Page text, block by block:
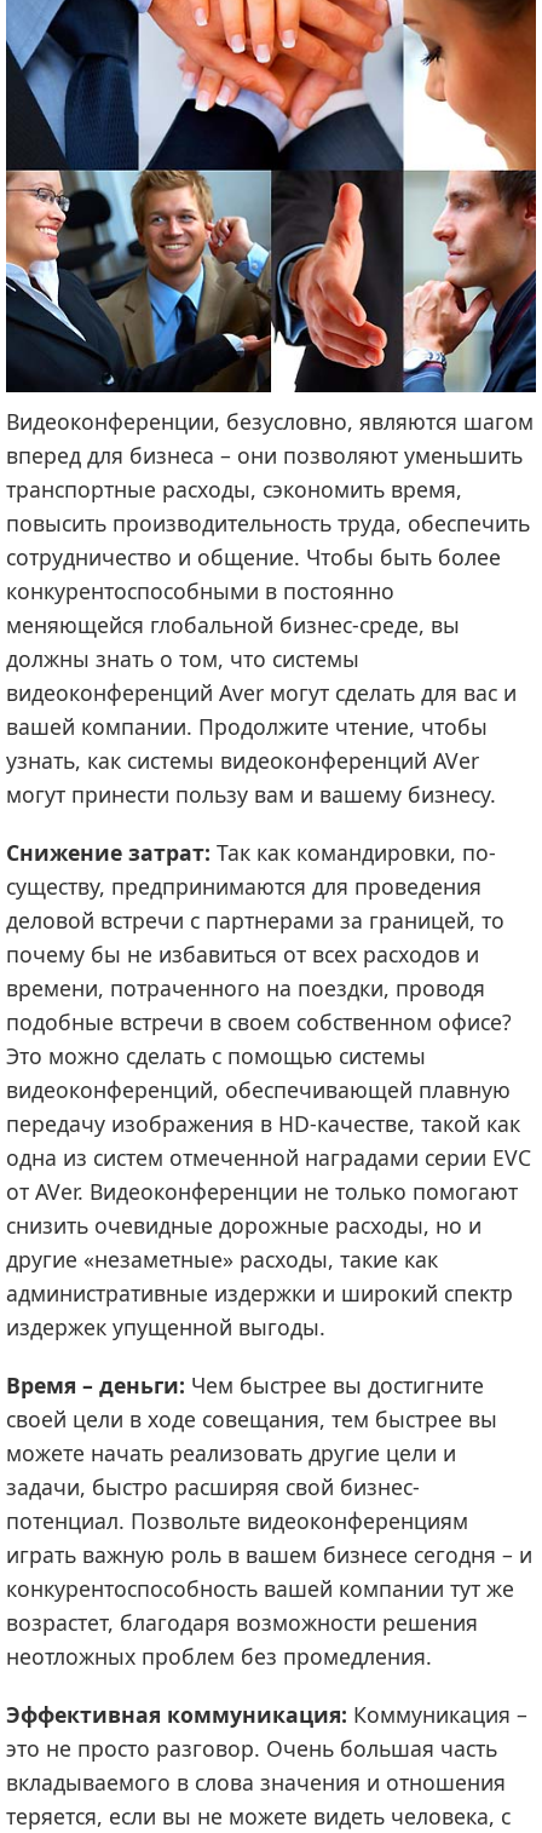
Видеоконференции, безусловно, являются шагом
вперед для бизнеса – они позволяют уменьшить
транспортные расходы, сэкономить время,
повысить производительность труда, обеспечить
сотрудничество и общение. Чтобы быть более
конкурентоспособными в постоянно
меняющейся глобальной бизнес-среде, вы
должны знать о том, что системы
видеоконференций Aver могут сделать для вас и
вашей компании. Продолжите чтение, чтобы
узнать, как системы видеоконференций AVer
могут принести пользу вам и вашему бизнесу.
Снижение затрат: Так как командировки, по-
существу, предпринимаются для проведения
деловой встречи с партнерами за границей, то
почему бы не избавиться от всех расходов и
времени, потраченного на поездки, проводя
подобные встречи в своем собственном офисе?
Это можно сделать с помощью системы
видеоконференций, обеспечивающей плавную
передачу изображения в HD-качестве, такой как
одна из систем отмеченной наградами серии EVC
от AVer. Видеоконференции не только помогают
снизить очевидные дорожные расходы, но и
другие «незаметные» расходы, такие как
административные издержки и широкий спектр
издержек упущенной выгоды.
Время – деньги: Чем быстрее вы достигните
своей цели в ходе совещания, тем быстрее вы
можете начать реализовать другие цели и
задачи, быстро расширяя свой бизнес-
потенциал. Позвольте видеоконференциям
играть важную роль в вашем бизнесе сегодня – и
конкурентоспособность вашей компании тут же
возрастет, благодаря возможности решения
неотложных проблем без промедления.
Эффективная коммуникация: Коммуникация –
это не просто разговор. Очень большая часть
вкладываемого в слова значения и отношения
теряется, если вы не можете видеть человека, с